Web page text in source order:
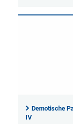
Demotische
IV